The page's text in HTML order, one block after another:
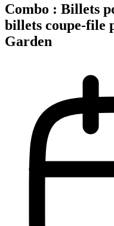
Combo : Billets
billets coupe-file
Garden